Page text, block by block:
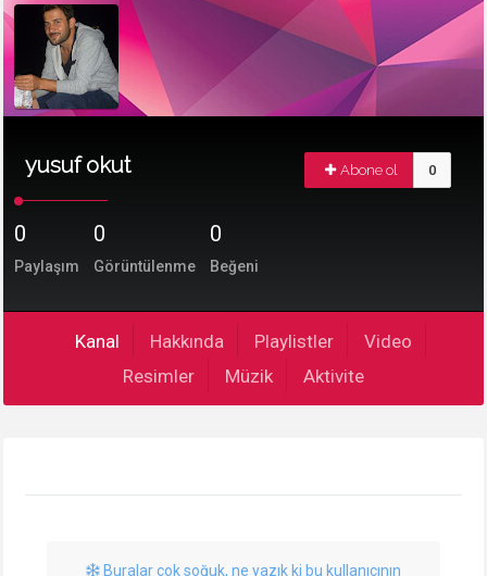
yusuf okut Abone ol 0
0
Paylaşım
0
Görüntülenme
0
Beğeni
Kanal Hakkında Playlistler
Video
Resimler
Müzik Aktivite
Buralar çok soğuk, ne yazık ki bu kullanıcının